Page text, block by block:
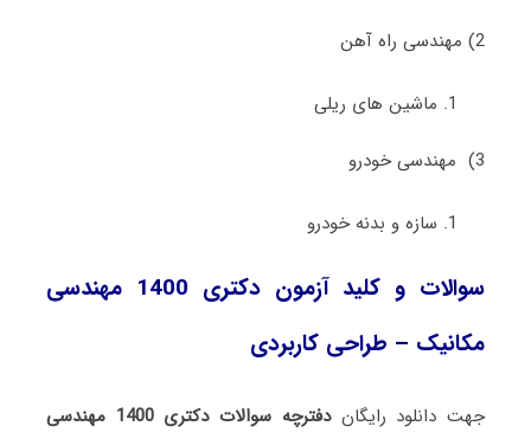
2) مهندسی راه آهن
ماشین های ریلی
3) مهندسی خودرو
سازه و بدنه خودرو
سوالات و کلید آزمون دکتری 1400 مهندسی
مکانیک – طراحی کاربردی
جهت دانلود رایگان
دفترچه سوالات دکتری 1400 مهندسی